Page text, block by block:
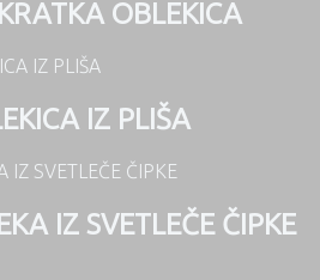
OBLEKICA
IZ PLIŠA
IZ SVETLEČE ČIPKE